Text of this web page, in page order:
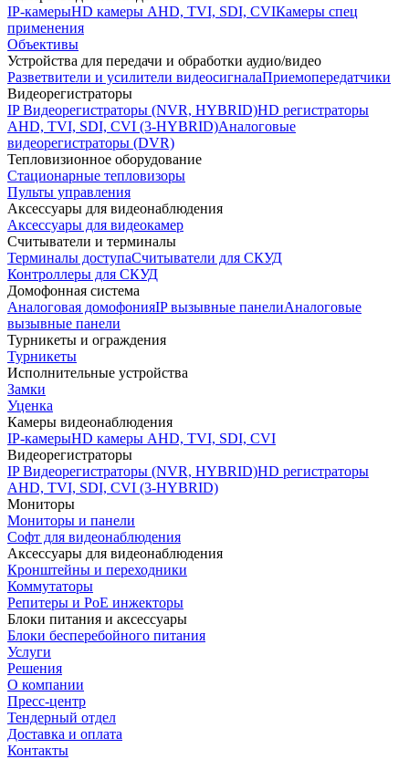
IP-камерыHD камеры AHD, TVI, SDI, CVIКамеры спец
применения
Объективы
Устройства для передачи и обработки аудио/видео
Разветвители и усилители видеосигналаПриемопередатчики
Видеорегистраторы
IP Видеорегистраторы (NVR, HYBRID)HD регистраторы
AHD, TVI, SDI, CVI (3-HYBRID)Аналоговые
видеорегистраторы (DVR)
Тепловизионное оборудование
Стационарные тепловизоры
Пульты управления
Аксессуары для видеонаблюдения
Аксессуары для видеокамер
Считыватели и терминалы
Терминалы доступаСчитыватели для СКУД
Контроллеры для СКУД
Домофонная система
Аналоговая домофонияIP вызывные панелиАналоговые
вызывные панели
Турникеты и ограждения
Турникеты
Исполнительные устройства
Замки
Уценка
Камеры видеонаблюдения
IP-камерыHD камеры AHD, TVI, SDI, CVI
Видеорегистраторы
IP Видеорегистраторы (NVR, HYBRID)HD регистраторы
AHD, TVI, SDI, CVI (3-HYBRID)
Мониторы
Мониторы и панели
Софт для видеонаблюдения
Аксессуары для видеонаблюдения
Кронштейны и переходники
Коммутаторы
Репитеры и PoE инжекторы
Блоки питания и аксессуары
Блоки бесперебойного питания
Услуги
Решения
О компании
Пресс-центр
Тендерный отдел
Доставка и оплата
Контакты